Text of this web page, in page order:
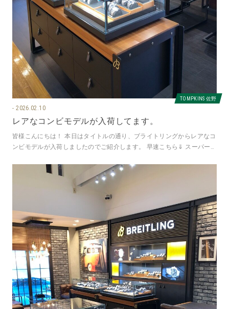
TOMPKINS 佐野
2026.02.10
レアなコンビモデルが入荷してます。
皆様こんにちは！ 本日はタイトルの通り、ブライトリングからレアなコ
ンビモデルが入荷しましたのでご紹介します。 早速こちら⇓ スーパーオ